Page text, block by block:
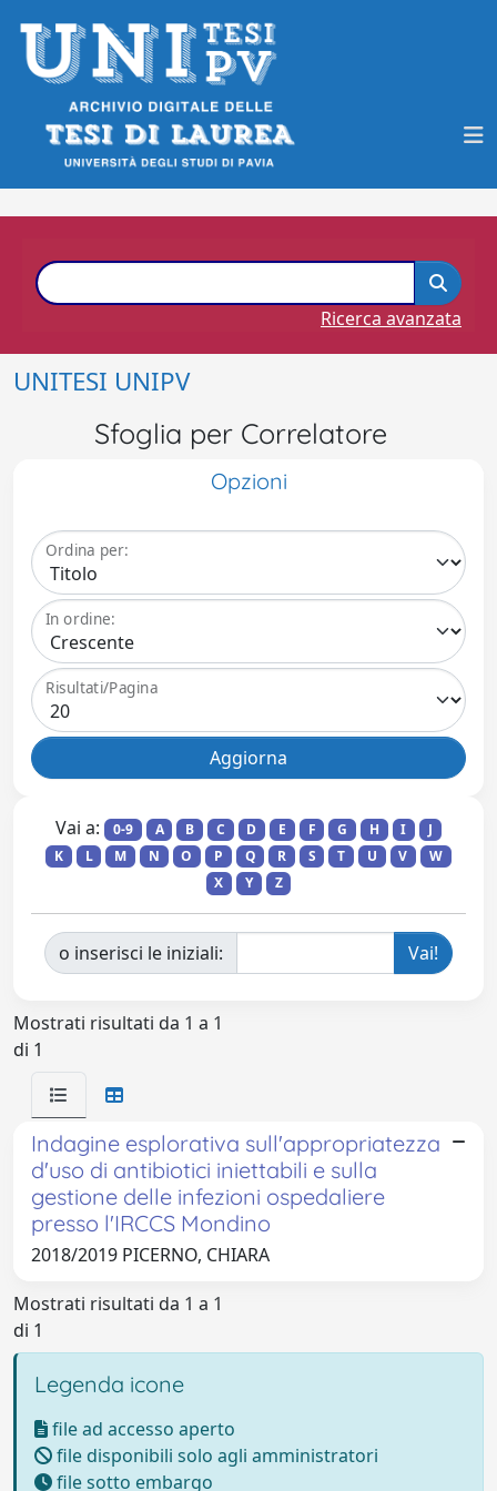
Ricerca avanzata
UNITESI UNIPV
Sfoglia per Correlatore
Opzioni
Ordina per:
In ordine:
Risultati/Pagina
Vai a: 0-9 A B C D E F G H I
J
K
L M N O P Q R S T U V
W
X
Y Z
o inserisci le iniziali:
Mostrati risultati da 1 a 1
di 1
Indagine esplorativa sull'appropriatezza
d'uso di antibiotici iniettabili e sulla
gestione delle infezioni ospedaliere
presso l'IRCCS Mondino
2018/2019 PICERNO, CHIARA
Mostrati risultati da 1 a 1
di 1
Legenda icone
file ad accesso aperto
file disponibili solo agli amministratori
file sotto embargo